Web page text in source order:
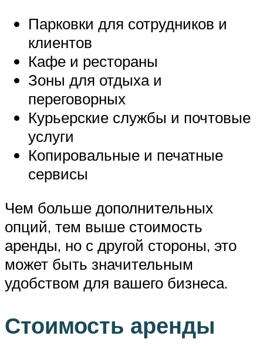
Парковки для сотрудников и
клиентов
Кафе и рестораны
Зоны для отдыха и
переговорных
Курьерские службы и почтовые
услуги
Копировальные и печатные
сервисы
Чем больше дополнительных
опций, тем выше стоимость
аренды, но с другой стороны, это
может быть значительным
удобством для вашего бизнеса.
Стоимость аренды